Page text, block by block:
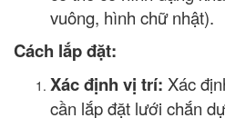
vuông, hình chữ nhật).
Cách lắp đặt:
Xác định vị trí: Xác
cần lắp đặt lưới chắn